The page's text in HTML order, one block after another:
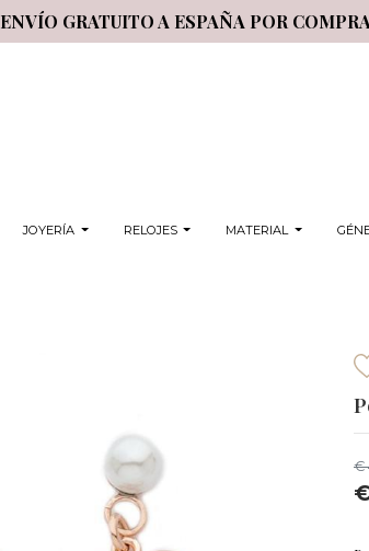
ENVÍO GRATUITO A ESPAÑA POR
JOYERÍA RELOJES MATERIAL
€